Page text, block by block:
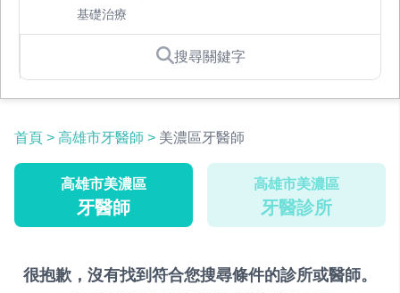
基礎治療
搜尋關鍵字
首頁 > 高雄市牙醫師 > 美濃區牙醫師
高雄市美濃區
牙醫師
高雄市美濃區
牙醫診所
很抱歉，沒有找到符合您搜尋條件的診所或醫師。